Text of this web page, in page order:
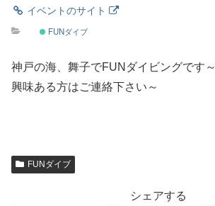
イベントのサイト
FUNダイブ
神戸の海、舞子でFUNダイビングです～
興味ある方はご連絡下さい～
FUNダイブ
シェアする